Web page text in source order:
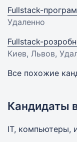
Fullstack-
Удаленно
Fullstack-
Киев, Львов,
Все похожие
Кандидаты
IT, компьютеры,